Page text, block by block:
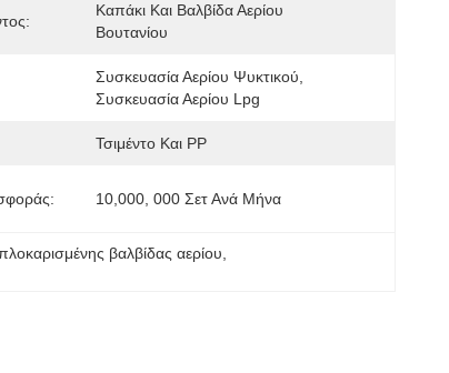
Καπάκι Και Βαλβίδα Αερίου
Βουτανίου
Συσκευασία Αερίου Ψυκτικού,
Συσκευασία Αερίου Lpg
Τσιμέντο Και PP
10,000, 000 Σετ Ανά Μήνα
βαλβίδας αερίου